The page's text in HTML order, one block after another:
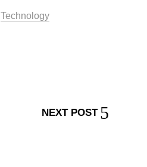
Technology
NEXT POST